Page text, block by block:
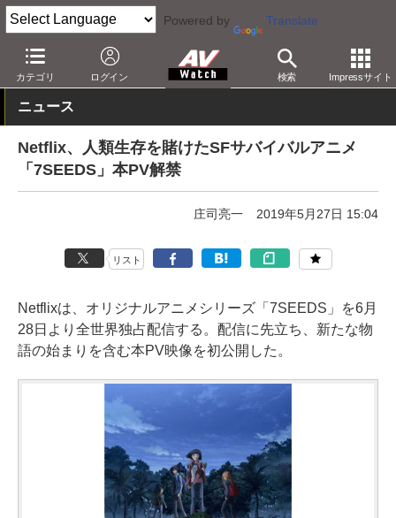
Powered by Translate
カテゴリ ログイン 検索 Impressサイト
AV Watch コンテンツ・サービス 映像配信 Netflix
ニュース
Netflix、人類生存を賭けたSFサバイバルアニメ
「7SEEDS」本PV解禁
庄司亮一 2019年5月27日 15:04
リスト
Netflixは、オリジナルアニメシリーズ「7SEEDS」を6月
28日より全世界独占配信する。配信に先立ち、新たな物
語の始まりを含む本PV映像を初公開した。